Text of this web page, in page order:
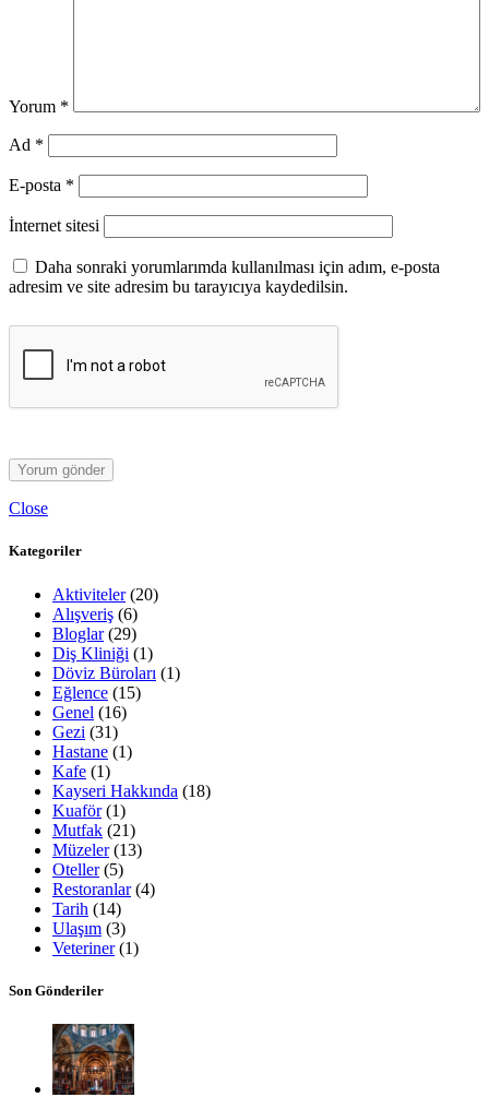
Yorum *
Ad *
E-posta *
İnternet sitesi
Daha sonraki yorumlarımda kullanılması için adım, e-posta
adresim ve site adresim bu tarayıcıya kaydedilsin.
Close
Kategoriler
Aktiviteler(20)
Alışveriş (6)
Bloglar(29)
Diş Kliniği (1)
Döviz Büroları (1)
Eğlence (15)
Genel (16)
Gezi (31)
Hastane (1)
Kafe (1)
Kayseri Hakkında (18)
Kuaför(1)
Mutfak (21)
Müzeler(13)
Oteller(5)
Restoranlar(4)
Tarih (14)
Ulaşım (3)
Veteriner(1)
Son Gönderiler